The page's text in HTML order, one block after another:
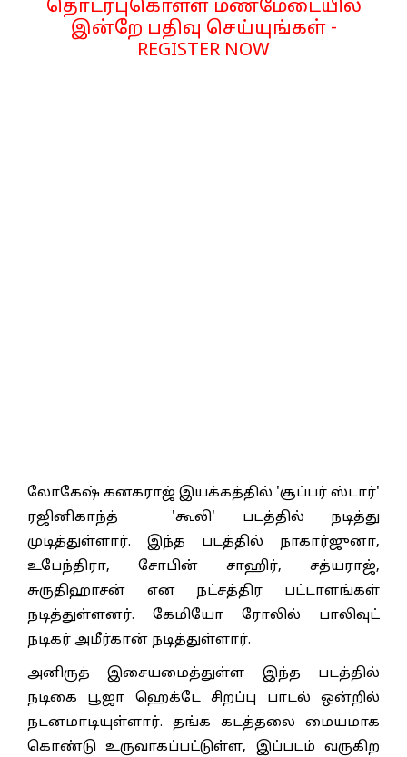
தொடர்புகொள்ள மணமேடையில்
இன்றே பதிவு செய்யுங்கள் -
REGISTER NOW
லோகேஷ் கனகராஜ் இயக்கத்தில் 'சூப்பர் ஸ்டார்'
ரஜினிகாந்த் 'கூலி' படத்தில் நடித்து
முடித்துள்ளார். இந்த படத்தில் நாகார்ஜுனா,
உபேந்திரா, சோபின் சாஹிர், சத்யராஜ்,
சுருதிஹாசன் என நட்சத்திர பட்டாளங்கள்
நடித்துள்ளனர். கேமியோ ரோலில் பாலிவுட்
நடிகர் அமீர்கான் நடித்துள்ளார்.
அனிருத் இசையமைத்துள்ள இந்த படத்தில்
நடிகை பூஜா ஹெக்டே சிறப்பு பாடல் ஒன்றில்
நடனமாடியுள்ளார். தங்க கடத்தலை மையமாக
கொண்டு உருவாகப்பட்டுள்ள, இப்படம் வருகிற